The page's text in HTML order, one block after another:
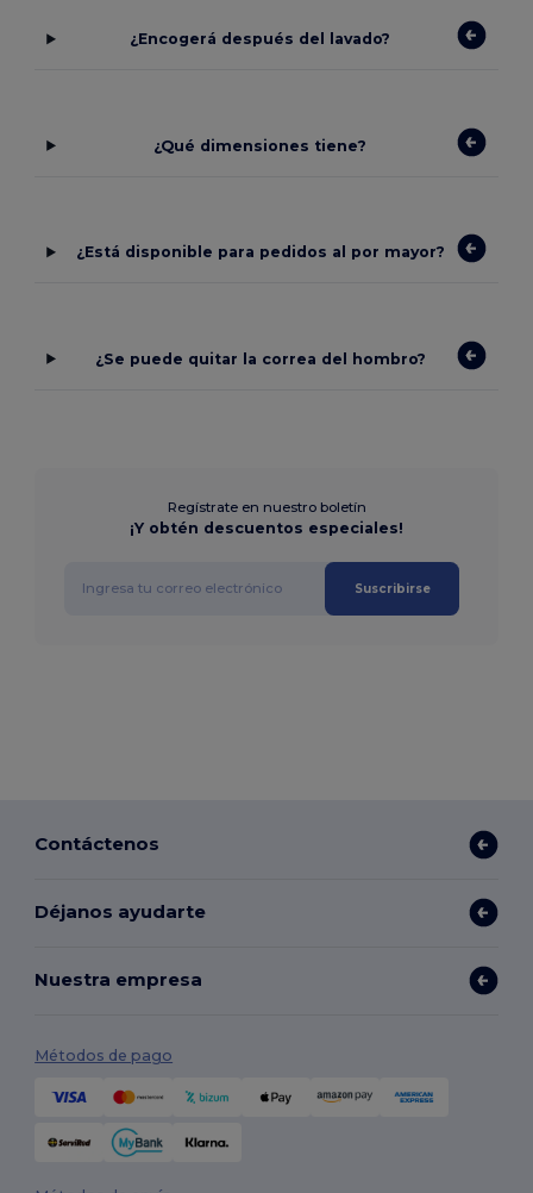
¿Encogerá después del lavado?
¿Qué dimensiones tiene?
¿Está disponible para pedidos al por mayor?
¿Se puede quitar la correa del hombro?
Regístrate en nuestro boletín
¡Y obtén descuentos especiales!
Suscribirse
Contáctenos
Déjanos ayudarte
Nuestra empresa
Métodos de pago